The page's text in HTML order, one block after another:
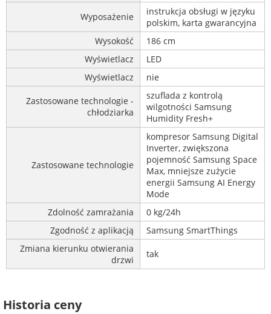
Wyposażenie
instrukcja obsługi w języku
polskim, karta gwarancyjna
Wysokość
186 cm
Wyświetlacz
LED
Wyświetlacz
nie
Zastosowane technologie -
chłodziarka
szuflada z kontrolą
wilgotności Samsung
Humidity Fresh+
Zastosowane technologie
kompresor Samsung Digital
Inverter, zwiększona
pojemność Samsung Space
Max, mniejsze zużycie
energii Samsung AI Energy
Mode
Zdolność zamrażania
0 kg/24h
Zgodność z aplikacją
Samsung SmartThings
Zmiana kierunku otwierania
drzwi
tak
Historia ceny